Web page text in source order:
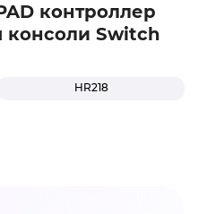
контроллер
консоли Switch
HR218